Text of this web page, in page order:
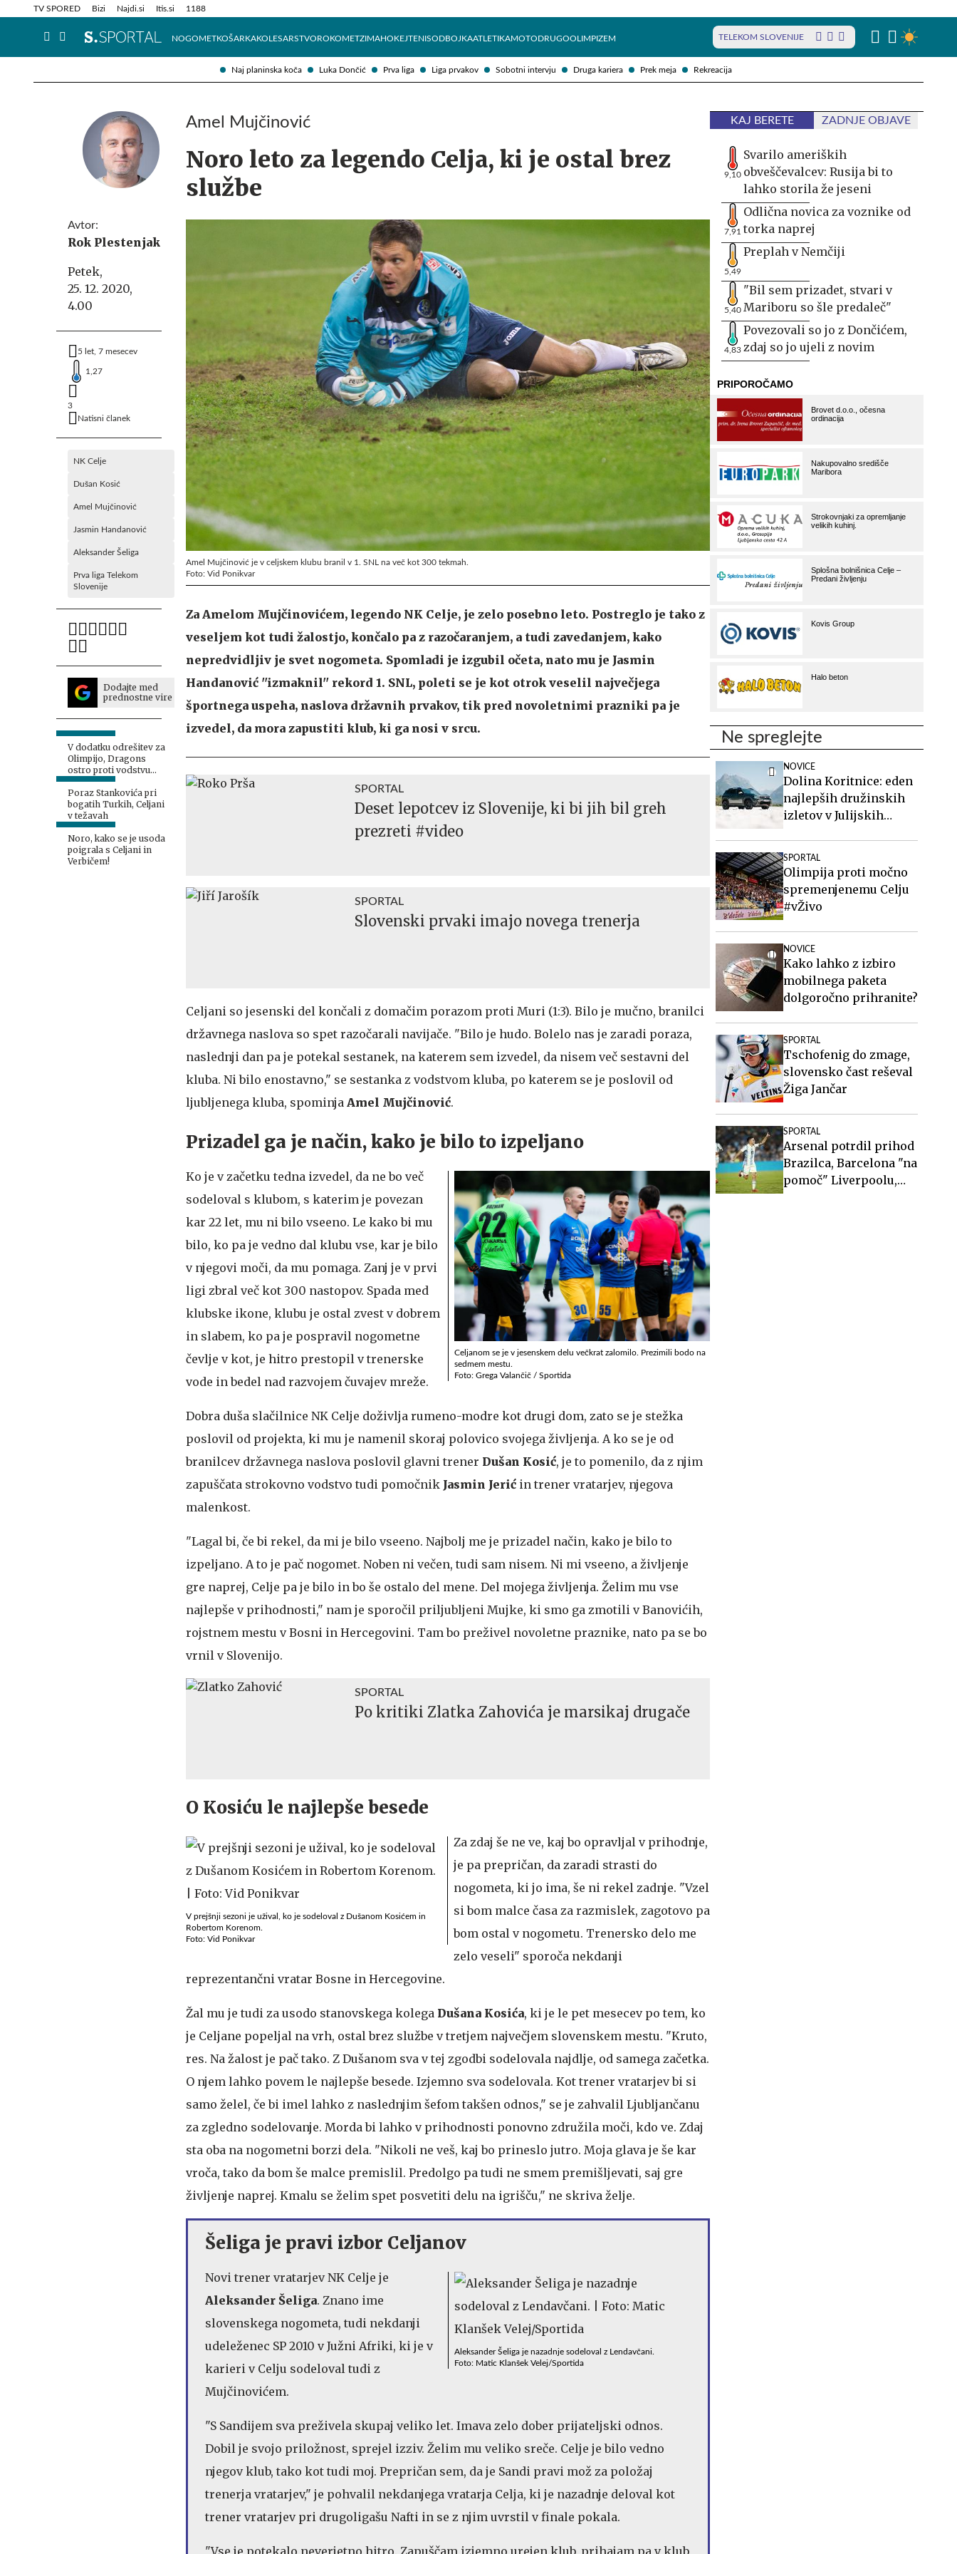
Naj planinska koča Luka Dončić Prva liga Liga prvakov Sobotni intervju Druga kariera Prek meja Rekreacija
TV SPORED Bizi Najdi.si Itis.si 1188
NOGOMETKOŠARKAKOLESARSTVOROKOMETZIMAHOKEJTENISODBOJKAATLETIKAMOTODRUGOOLIMPIZEM TELEKOM SLOVENIJE
Info in obvestila Tehnik
Avtor:
Rok Plestenjak
Petek,
25. 12. 2020,
4.00
5 let, 7 mesecev
1,27
3
Natisni članek
NK Celje
Dušan Kosić
Amel Mujčinović
Jasmin Handanović
Aleksander Šeliga
Prva liga Telekom
Slovenije
Dodajte med
prednostne vire
V dodatku odrešitev za
Olimpijo, Dragons
ostro proti vodstvu
kluba
Poraz Stankovića pri
bogatih Turkih, Celjani
v težavah
Noro, kako se je usoda
poigrala s Celjani in
Verbičem!
Amel Mujčinović
Noro leto za legendo Celja, ki je ostal brez
službe
Amel Mujčinović je v celjskem klubu branil v 1. SNL na več kot 300 tekmah.
Foto: Vid Ponikvar
Za Amelom Mujčinovićem, legendo NK Celje, je zelo posebno leto. Postreglo je tako z
veseljem kot tudi žalostjo, končalo pa z razočaranjem, a tudi zavedanjem, kako
nepredvidljiv je svet nogometa. Spomladi je izgubil očeta, nato mu je Jasmin
Handanović ''izmaknil'' rekord 1. SNL, poleti se je kot otrok veselil največjega
športnega uspeha, naslova državnih prvakov, tik pred novoletnimi prazniki pa je
izvedel, da mora zapustiti klub, ki ga nosi v srcu.
SPORTAL
Deset lepotcev iz Slovenije, ki bi jih bil greh
prezreti #video
SPORTAL
Slovenski prvaki imajo novega trenerja
Celjani so jesenski del končali z domačim porazom proti Muri (1:3). Bilo je mučno, branilci
državnega naslova so spet razočarali navijače. "Bilo je hudo. Bolelo nas je zaradi poraza,
naslednji dan pa je potekal sestanek, na katerem sem izvedel, da nisem več sestavni del
kluba. Ni bilo enostavno," se sestanka z vodstvom kluba, po katerem se je poslovil od
ljubljenega kluba, spominja Amel Mujčinović.
Prizadel ga je način, kako je bilo to izpeljano
Celjanom se je v jesenskem delu večkrat zalomilo. Prezimili bodo na
sedmem mestu.
Foto: Grega Valančič / Sportida
Ko je v začetku tedna izvedel, da ne bo več
sodeloval s klubom, s katerim je povezan
kar 22 let, mu ni bilo vseeno. Le kako bi mu
bilo, ko pa je vedno dal klubu vse, kar je bilo
v njegovi moči, da mu pomaga. Zanj je v prvi
ligi zbral več kot 300 nastopov. Spada med
klubske ikone, klubu je ostal zvest v dobrem
in slabem, ko pa je pospravil nogometne
čevlje v kot, je hitro prestopil v trenerske
vode in bedel nad razvojem čuvajev mreže.
Dobra duša slačilnice NK Celje doživlja rumeno-modre kot drugi dom, zato se je stežka
poslovil od projekta, ki mu je namenil skoraj polovico svojega življenja. A ko se je od
branilcev državnega naslova poslovil glavni trener Dušan Kosić, je to pomenilo, da z njim
zapuščata strokovno vodstvo tudi pomočnik Jasmin Jerić in trener vratarjev, njegova
malenkost.
"Lagal bi, če bi rekel, da mi je bilo vseeno. Najbolj me je prizadel način, kako je bilo to
izpeljano. A to je pač nogomet. Noben ni večen, tudi sam nisem. Ni mi vseeno, a življenje
gre naprej, Celje pa je bilo in bo še ostalo del mene. Del mojega življenja. Želim mu vse
najlepše v prihodnosti," nam je sporočil priljubljeni Mujke, ki smo ga zmotili v Banovićih,
rojstnem mestu v Bosni in Hercegovini. Tam bo preživel novoletne praznike, nato pa se bo
vrnil v Slovenijo.
SPORTAL
Po kritiki Zlatka Zahovića je marsikaj drugače
O Kosiću le najlepše besede
V prejšnji sezoni je užival, ko je sodeloval z Dušanom Kosićem in
Robertom Korenom.
Foto: Vid Ponikvar
Za zdaj še ne ve, kaj bo opravljal v prihodnje,
je pa prepričan, da zaradi strasti do
nogometa, ki jo ima, še ni rekel zadnje. "Vzel
si bom malce časa za razmislek, zagotovo pa
bom ostal v nogometu. Trenersko delo me
zelo veseli" sporoča nekdanji
reprezentančni vratar Bosne in Hercegovine.
Žal mu je tudi za usodo stanovskega kolega Dušana Kosića, ki je le pet mesecev po tem, ko
je Celjane popeljal na vrh, ostal brez službe v tretjem največjem slovenskem mestu. "Kruto,
res. Na žalost je pač tako. Z Dušanom sva v tej zgodbi sodelovala najdlje, od samega začetka.
O njem lahko povem le najlepše besede. Izjemno sva sodelovala. Kot trener vratarjev bi si
samo želel, če bi imel lahko z naslednjim šefom takšen odnos," se je zahvalil Ljubljančanu
za zgledno sodelovanje. Morda bi lahko v prihodnosti ponovno združila moči, kdo ve. Zdaj
sta oba na nogometni borzi dela. "Nikoli ne veš, kaj bo prineslo jutro. Moja glava je še kar
vroča, tako da bom še malce premislil. Predolgo pa tudi ne smem premišljevati, saj gre
življenje naprej. Kmalu se želim spet posvetiti delu na igrišču," ne skriva želje.
Šeliga je pravi izbor Celjanov
Aleksander Šeliga je nazadnje sodeloval z Lendavčani.
Foto: Matic Klanšek Velej/Sportida
Novi trener vratarjev NK Celje je
Aleksander Šeliga. Znano ime
slovenskega nogometa, tudi nekdanji
udeleženec SP 2010 v Južni Afriki, ki je v
karieri v Celju sodeloval tudi z
Mujčinovićem.
"S Sandijem sva preživela skupaj veliko let. Imava zelo dober prijateljski odnos.
Dobil je svojo priložnost, sprejel izziv. Želim mu veliko sreče. Celje je bilo vedno
njegov klub, tako kot tudi moj. Prepričan sem, da je Sandi pravi mož za položaj
trenerja vratarjev," je pohvalil nekdanjega vratarja Celja, ki je nazadnje deloval kot
trener vratarjev pri drugoligašu Nafti in se z njim uvrstil v finale pokala.
"Vse je potekalo neverjetno hitro. Zapuščam izjemno urejen klub, prihajam pa v klub
KAJ BERETE ZADNJE OBJAVE
9,10
Svarilo ameriških
obveščevalcev: Rusija bi to
lahko storila že jeseni
7,91
Odlična novica za voznike od
torka naprej
5,49
Preplah v Nemčiji
5,40
"Bil sem prizadet, stvari v
Mariboru so šle predaleč"
4,83
Povezovali so jo z Dončićem,
zdaj so jo ujeli z novim
Ne spreglejte
NOVICE
Dolina Koritnice: eden
najlepših družinskih
izletov v Julijskih
SPORTAL
Olimpija proti močno
spremenjenemu Celju
#vŽivo
NOVICE
Kako lahko z izbiro
mobilnega paketa
dolgoročno prihranite?
SPORTAL
Tschofenig do zmage,
slovensko čast reševal
Žiga Jančar
SPORTAL
Arsenal potrdil prihod
Brazilca, Barcelona "na
pomoč" Liverpoolu,